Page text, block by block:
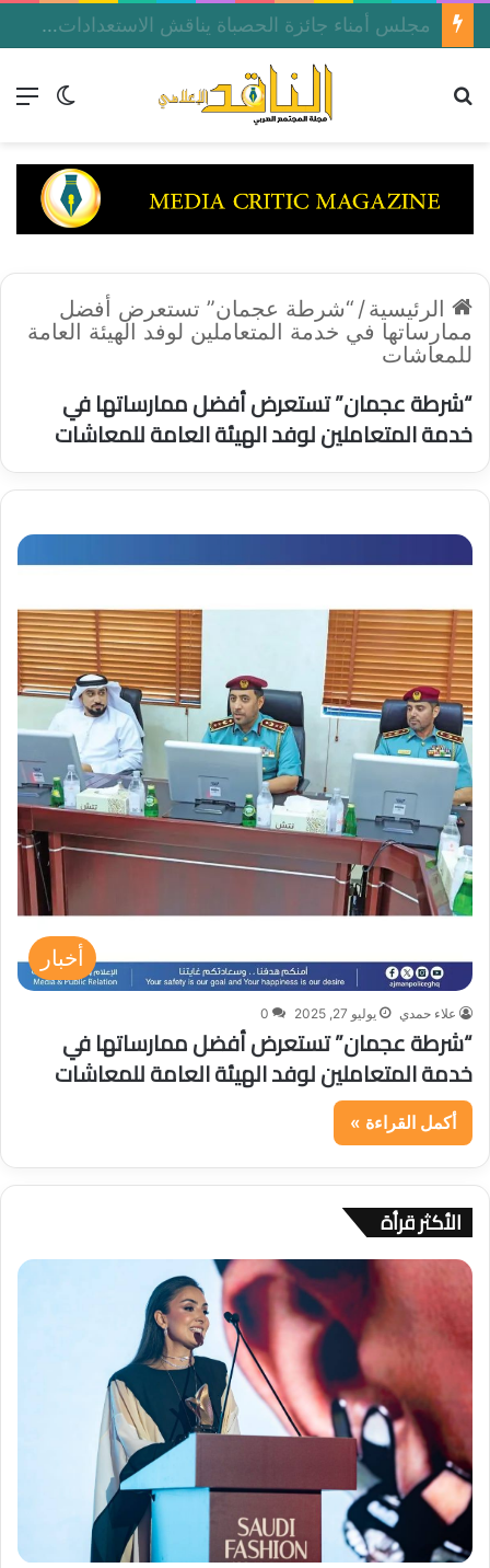
تعرف على الأغاني اللبنانية التى لحنها عبد الوهاب لصباح فى أغاني منسيه على إذاعة القاهرة الكبرى الأخذ
الوضع
الرئيسية/ “شرطة عجمان” تستعرض أفضل
ممارساتها في خدمة المتعاملين لوفد الهيئة العامة
للمعاشات
“شرطة عجمان” تستعرض أفضل ممارساتها في
خدمة المتعاملين لوفد الهيئة العامة للمعاشات
أخبار
علاء حمدي يوليو 27, 2025 0
“شرطة عجمان” تستعرض أفضل ممارساتها في
خدمة المتعاملين لوفد الهيئة العامة للمعاشات
أكمل القراءة »
الأكثر قرأة